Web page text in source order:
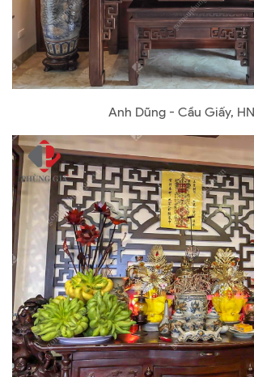
Anh Dũng - Cầu Giấy, HN